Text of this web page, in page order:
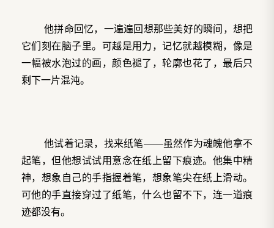
他拼命回忆，一遍遍回想那些美好的瞬间，想把
它们刻在脑子里。可越是用力，记忆就越模糊，像是
一幅被水泡过的画，颜色褪了，轮廓也花了，最后只
剩下一片混沌。
他试着记录，找来纸笔——虽然作为魂魄他拿不
起笔，但他想试试用意念在纸上留下痕迹。他集中精
神，想象自己的手指握着笔，想象笔尖在纸上滑动。
可他的手直接穿过了纸笔，什么也留不下，连一道痕
迹都没有。